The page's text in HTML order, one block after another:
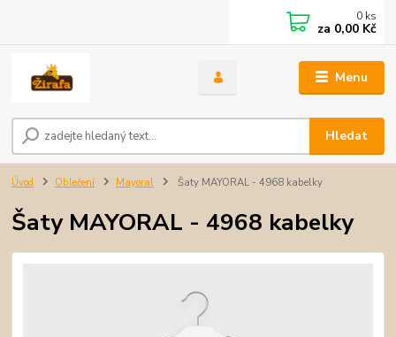
Menu
Hledat
0 ks
za 0,00 Kč
Úvod Oblečení Mayoral Šaty MAYORAL - 4968 kabelky
Šaty MAYORAL - 4968 kabelky